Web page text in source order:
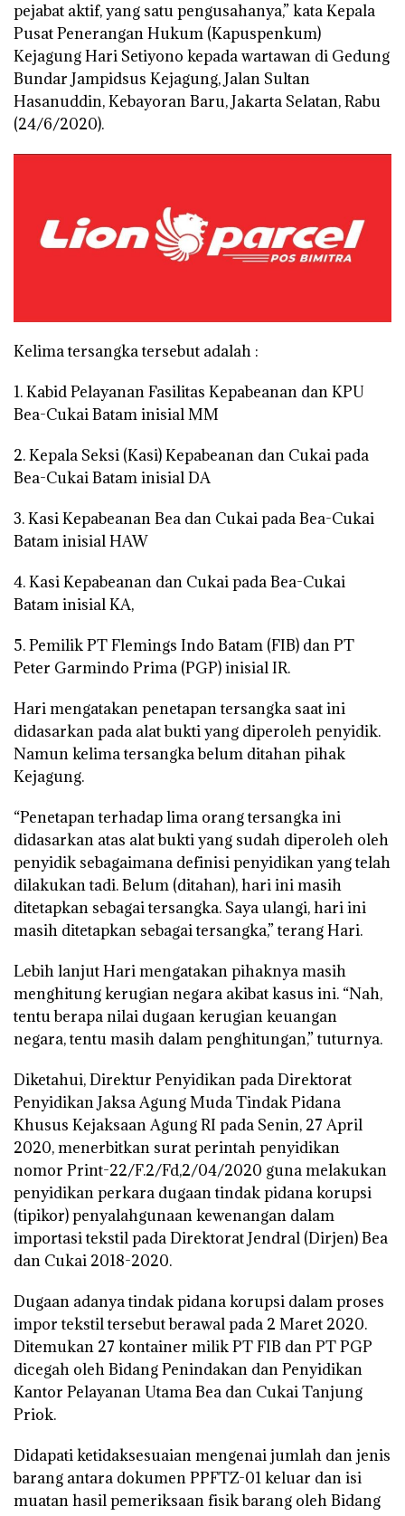
pejabat aktif, yang satu pengusahanya,” kata Kepala
Pusat Penerangan Hukum (Kapuspenkum)
Kejagung Hari Setiyono kepada wartawan di Gedung
Bundar Jampidsus Kejagung, Jalan Sultan
Hasanuddin, Kebayoran Baru, Jakarta Selatan, Rabu
(24/6/2020).
Kelima tersangka tersebut adalah :
1. Kabid Pelayanan Fasilitas Kepabeanan dan KPU
Bea-Cukai Batam inisial MM
2. Kepala Seksi (Kasi) Kepabeanan dan Cukai pada
Bea-Cukai Batam inisial DA
3. Kasi Kepabeanan Bea dan Cukai pada Bea-Cukai
Batam inisial HAW
4. Kasi Kepabeanan dan Cukai pada Bea-Cukai
Batam inisial KA,
5. Pemilik PT Flemings Indo Batam (FIB) dan PT
Peter Garmindo Prima (PGP) inisial IR.
Hari mengatakan penetapan tersangka saat ini
didasarkan pada alat bukti yang diperoleh penyidik.
Namun kelima tersangka belum ditahan pihak
Kejagung.
“Penetapan terhadap lima orang tersangka ini
didasarkan atas alat bukti yang sudah diperoleh oleh
penyidik sebagaimana definisi penyidikan yang telah
dilakukan tadi. Belum (ditahan), hari ini masih
ditetapkan sebagai tersangka. Saya ulangi, hari ini
masih ditetapkan sebagai tersangka,” terang Hari.
Lebih lanjut Hari mengatakan pihaknya masih
menghitung kerugian negara akibat kasus ini. “Nah,
tentu berapa nilai dugaan kerugian keuangan
negara, tentu masih dalam penghitungan,” tuturnya.
Diketahui, Direktur Penyidikan pada Direktorat
Penyidikan Jaksa Agung Muda Tindak Pidana
Khusus Kejaksaan Agung RI pada Senin, 27 April
2020, menerbitkan surat perintah penyidikan
nomor Print-22/F.2/Fd,2/04/2020 guna melakukan
penyidikan perkara dugaan tindak pidana korupsi
(tipikor) penyalahgunaan kewenangan dalam
importasi tekstil pada Direktorat Jendral (Dirjen) Bea
dan Cukai 2018-2020.
Dugaan adanya tindak pidana korupsi dalam proses
impor tekstil tersebut berawal pada 2 Maret 2020.
Ditemukan 27 kontainer milik PT FIB dan PT PGP
dicegah oleh Bidang Penindakan dan Penyidikan
Kantor Pelayanan Utama Bea dan Cukai Tanjung
Priok.
Didapati ketidaksesuaian mengenai jumlah dan jenis
barang antara dokumen PPFTZ-01 keluar dan isi
muatan hasil pemeriksaan fisik barang oleh Bidang